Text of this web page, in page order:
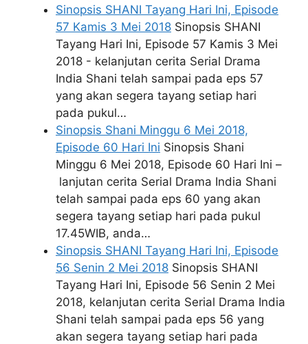
Sinopsis SHANI Tayang Hari Ini, Episode
57 Kamis 3 Mei 2018 Sinopsis SHANI
Tayang Hari Ini, Episode 57 Kamis 3 Mei
2018 - kelanjutan cerita Serial Drama
India Shani telah sampai pada eps 57
yang akan segera tayang setiap hari
pada pukul…
Sinopsis Shani Minggu 6 Mei 2018,
Episode 60 Hari Ini Sinopsis Shani
Minggu 6 Mei 2018, Episode 60 Hari Ini –
lanjutan cerita Serial Drama India Shani
telah sampai pada eps 60 yang akan
segera tayang setiap hari pada pukul
17.45WIB, anda…
Sinopsis SHANI Tayang Hari Ini, Episode
56 Senin 2 Mei 2018 Sinopsis SHANI
Tayang Hari Ini, Episode 56 Senin 2 Mei
2018, kelanjutan cerita Serial Drama India
Shani telah sampai pada eps 56 yang
akan segera tayang setiap hari pada